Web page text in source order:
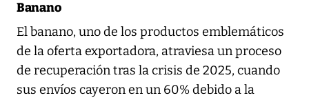
Banano
El banano, uno de los productos emblemáticos
de la oferta exportadora, atraviesa un proceso
de recuperación tras la crisis de 2025, cuando
sus envíos cayeron en un 60% debido a la